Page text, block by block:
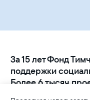
За 15 лет Фонд
поддержки
Более 6 тысяч